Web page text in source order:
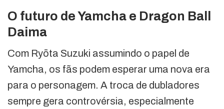
O futuro de Yamcha e Dragon Ball
Daima
Com Ryōta Suzuki assumindo o papel de
Yamcha, os fãs podem esperar uma nova era
para o personagem. A troca de dubladores
sempre gera controvérsia, especialmente